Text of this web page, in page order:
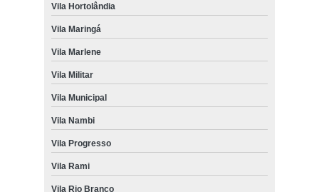
Vila Hortolândia
Vila Maringá
Vila Marlene
Vila Militar
Vila Municipal
Vila Nambi
Vila Progresso
Vila Rami
Vila Rio Branco